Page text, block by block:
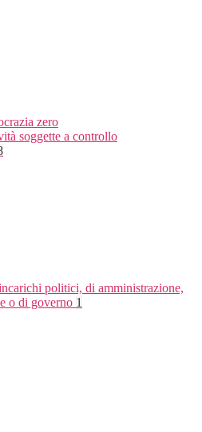
zero
soggette a controllo
politici, di amministrazione,
o di governo 1